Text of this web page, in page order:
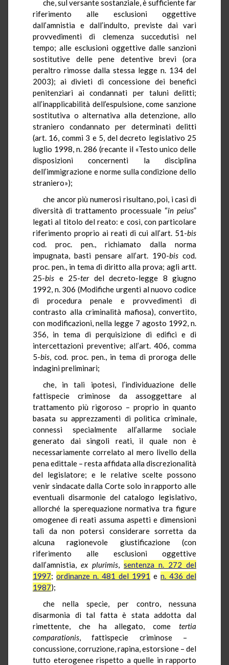
che, sul versante sostanziale, è sufficiente far
riferimento alle esclusioni oggettive
dall’amnistia e dall’indulto, previste dai vari
provvedimenti di clemenza succedutisi nel
tempo; alle esclusioni oggettive dalle sanzioni
sostitutive delle pene detentive brevi (ora
peraltro rimosse dalla stessa legge n. 134 del
2003); ai divieti di concessione dei benefici
penitenziari ai condannati per taluni delitti;
all’inapplicabilità dell’espulsione, come sanzione
sostitutiva o alternativa alla detenzione, allo
straniero condannato per determinati delitti
(art. 16, commi 3 e 5, del decreto legislativo 25
luglio 1998, n. 286 (recante il «Testo unico delle
disposizioni concernenti la disciplina
dell’immigrazione e norme sulla condizione dello
straniero»);
che ancor più numerosi risultano, poi, i casi di
diversità di trattamento processuale “in peius”
legati al titolo del reato: e così, con particolare
riferimento proprio ai reati di cui all’art. 51-bis
cod. proc. pen., richiamato dalla norma
impugnata, basti pensare all’art. 190-biscod.
proc. pen., in tema di diritto alla prova; agli artt.
25-bis e 25-terdel decreto-legge 8 giugno
1992, n. 306 (Modifiche urgenti al nuovo codice
di procedura penale e provvedimenti di
contrasto alla criminalità mafiosa), convertito,
con modificazioni, nella legge 7 agosto 1992, n.
356, in tema di perquisizione di edifici e di
intercettazioni preventive; all’art. 406, comma
5-bis, cod. proc. pen., in tema di proroga delle
indagini preliminari;
che, in tali ipotesi, l’individuazione delle
fattispecie criminose da assoggettare al
trattamento più rigoroso – proprio in quanto
basata su apprezzamenti di politica criminale,
connessi specialmente all’allarme sociale
generato dai singoli reati, il quale non è
necessariamente correlato al mero livello della
pena edittale – resta affidata alla discrezionalità
del legislatore; e le relative scelte possono
venir sindacate dalla Corte solo in rapporto alle
eventuali disarmonie del catalogo legislativo,
allorché la sperequazione normativa tra figure
omogenee di reati assuma aspetti e dimensioni
tali da non potersi considerare sorretta da
alcuna ragionevole giustificazione (con
riferimento alle esclusioni oggettive
dall’amnistia, ex plurimis, sentenza n. 272 del
1997; ordinanze n. 481 del 1991 e n. 436 del
1987);
che nella specie, per contro, nessuna
disarmonia di tal fatta è stata addotta dal
rimettente, che ha allegato, come tertia
comparationis, fattispecie criminose –
concussione, corruzione, rapina, estorsione – del
tutto eterogenee rispetto a quelle in rapporto